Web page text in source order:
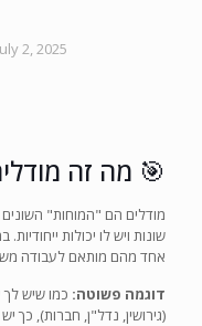
2, 2025
🎯 מה זה
מודלים הם "המוחות"
שונות ויש לו יכולות
אחד מהם מותאם לעבודה
דוגמה פשוטה: כמו שיש לך
(גירושין, נדל"ן, חברות), כך